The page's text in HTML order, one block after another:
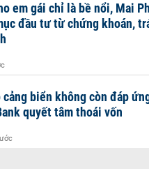
em gái chỉ là bề nổi, Mai
đầu tư từ chứng khoán,
biển không còn đáp
quyết tâm thoái vốn